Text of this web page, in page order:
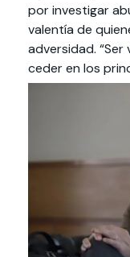
por investigar
valentía de
adversidad.
ceder en los